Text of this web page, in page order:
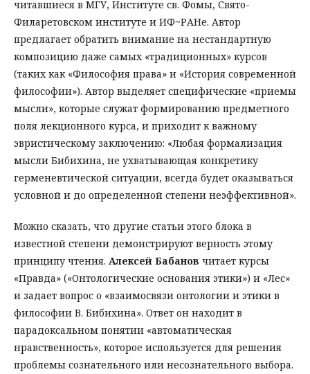
читавшиеся в МГУ, Институте св. Фомы, Свято-
Филаретовском институте и ИФ~РАНе. Автор
предлагает обратить внимание на нестандартную
композицию даже самых «традиционных» курсов
(таких как «Философия права» и «История современной
философии»). Автор выделяет специфические «приемы
мысли», которые служат формированию предметного
поля лекционного курса, и приходит к важному
эвристическому заключению: «Любая формализация
мысли Бибихина, не ухватывающая конкретику
герменевтической ситуации, всегда будет оказываться
условной и до определенной степени неэффективной».
Можно сказать, что другие статьи этого блока в
известной степени демонстрируют верность этому
принципу чтения. Алексей Бабанов читает курсы
«Правда» («Онтологические основания этики») и «Лес»
и задает вопрос о «взаимосвязи онтологии и этики в
философии В. Бибихина». Ответ он находит в
парадоксальном понятии «автоматическая
нравственность», которое используется для решения
проблемы сознательного или несознательного выбора.